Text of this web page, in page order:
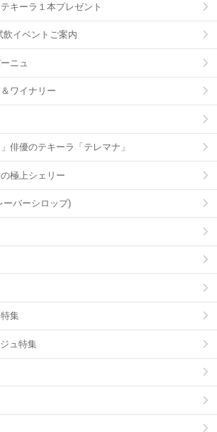
キーラ１本プレゼント
飲イベントご案内
ニュ
ワイナリー
俳優のテキーラ「テレマナ」
極上シェリー
ーバーシロップ)
集
ュ特集